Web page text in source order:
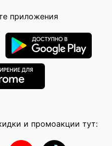
приложения
и промоакции тут: